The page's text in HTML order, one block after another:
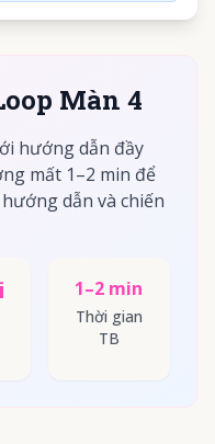
Màn 4
hướng dẫn đầy
mất 1–2 min để
dẫn và chiến
1–2 min
Thời gian
TB